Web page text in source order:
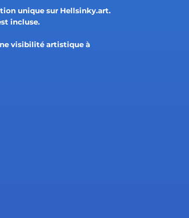
unique sur Hellsinky.art.
incluse.
visibilité artistique à